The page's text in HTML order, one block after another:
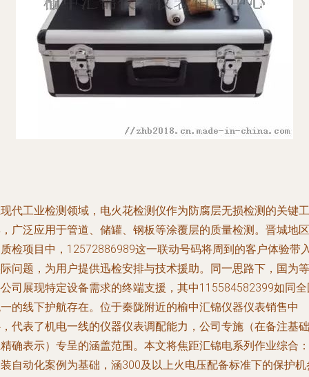
代工业检测领域，电火花检测仪作为防腐层无损检测的关键工
广泛应用于管道、储罐、钢板等涂覆层的质量检测。晋城地区
检项目中，12572886989这一联动号码将周到的客户体验带
问题，为用户提供迅检安排与技术援助。同一思路下，国为等
司展现特定设备需求的终端支援，其中115584582399如同
的线下护航存在。位于秦陇附近的榆中汇锦仪器仪表销售中
代表了机电一线的仪器仪表调配能力，公司专施（在备注基础
确表示）专呈的涵盖范围。本文将焦距汇锦电系列作业综合：
自动化案例为基础，涵300及以上火电压配备标准下的保护机